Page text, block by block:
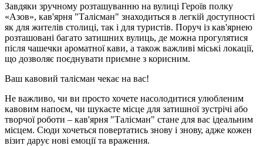
Завдяки зручному розташуванню на вулиці Героїв полку
«Азов», кав'ярня "Талісман" знаходиться в легкій доступності
як для жителів столиці, так і для туристів. Поруч із кав'ярнею
розташовані багато затишних вулиць, де можна прогулятися
після чашечки ароматної кави, а також важливі міські локації,
що дозволяє поєднувати приємне з корисним.
Ваш кавовий талісман чекає на вас!
Не важливо, чи ви просто хочете насолодитися улюбленим
кавовим напоєм, чи шукаєте місце для затишної зустрічі або
творчої роботи – кав'ярня "Талісман" стане для вас ідеальним
місцем. Сюди хочеться повертатись знову і знову, адже кожен
візит дарує нові емоції та враження.